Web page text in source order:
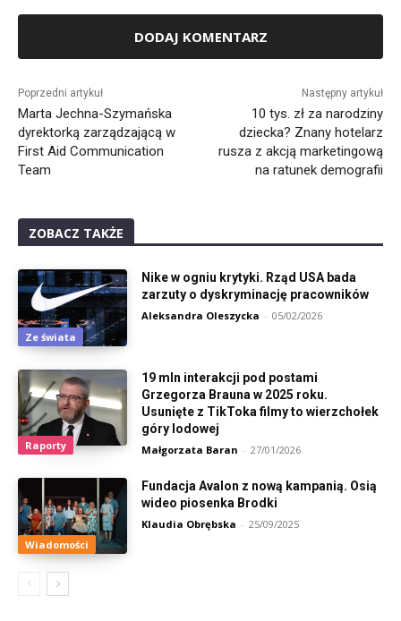
Poprzedni artykuł
Marta Jechna-Szymańska
dyrektorką zarządzającą w
First Aid Communication
Team
Następny artykuł
10 tys. zł za narodziny
dziecka? Znany hotelarz
rusza z akcją marketingową
na ratunek demografii
ZOBACZ TAKŻE
Ze świata
Nike w ogniu krytyki. Rząd USA bada
zarzuty o dyskryminację pracowników
Aleksandra Oleszycka - 05/02/2026
Raporty
19 mln interakcji pod postami
Grzegorza Brauna w 2025 roku.
Usunięte z TikToka filmy to wierzchołek
góry lodowej
Małgorzata Baran - 27/01/2026
Wiadomości
Fundacja Avalon z nową kampanią. Osią
wideo piosenka Brodki
Klaudia Obrębska - 25/09/2025